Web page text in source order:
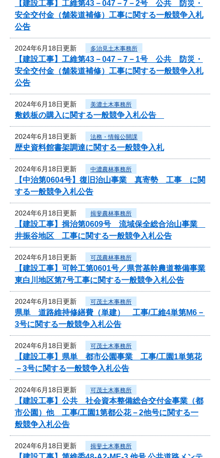
【建設工事】工維第43－047－7－2号 公共 防災・
安全交付金（舗装道補修）工事に関する一般競争入札
公告
2024年6月18日更新 多治見土木事務所
【建設工事】工維第43－047－7－1号 公共 防災・
安全交付金（舗装道補修）工事に関する一般競争入札
公告
2024年6月18日更新 美濃土木事務所
敷鉄板の購入に関する一般競争入札公告
2024年6月18日更新 法務・情報公開課
歴史資料館書架調達に関する一般競争入札
2024年6月18日更新 中濃農林事務所
【中治第0604号】復旧治山事業 真寄勢 工事 に関
する一般競争入札公告
2024年6月18日更新 揖斐農林事務所
【建設工事】揖治第0609号 流域保全総合治山事業
井振谷地区 工事に関する一般競争入札公告
2024年6月18日更新 可茂農林事務所
【建設工事】可幹工第0601号／県営基幹農道整備事業
東白川地区第7号工事に関する一般競争入札公告
2024年6月18日更新 可茂土木事務所
県単 道路維持修繕費（単建） 工事/工維4単第M6－
3号に関する一般競争入札公告
2024年6月18日更新 可茂土木事務所
【建設工事】県単 都市公園事業 工事/工園1単第花
－3号に関する一般競争入札公告
2024年6月18日更新 可茂土木事務所
【建設工事】公共 社会資本整備総合交付金事業（都
市公園）他 工事/工園1第都公花－2他号に関する一
般競争入札公告
2024年6月18日更新 揖斐土木事務所